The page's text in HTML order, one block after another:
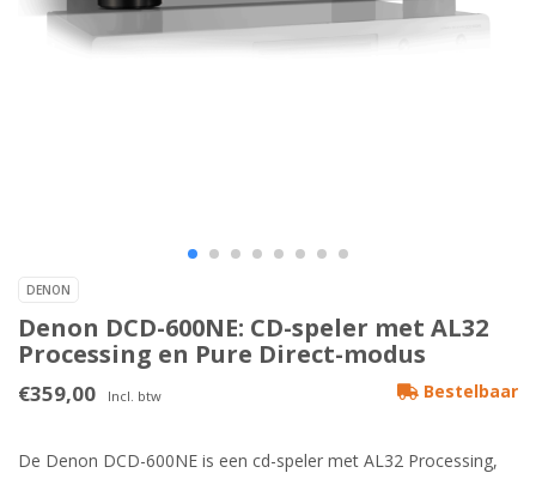
DENON
Denon DCD-600NE: CD-speler met AL32
Processing en Pure Direct-modus
€359,00 Incl. btw Bestelbaar
De Denon DCD-600NE is een cd-speler met AL32 Processing,